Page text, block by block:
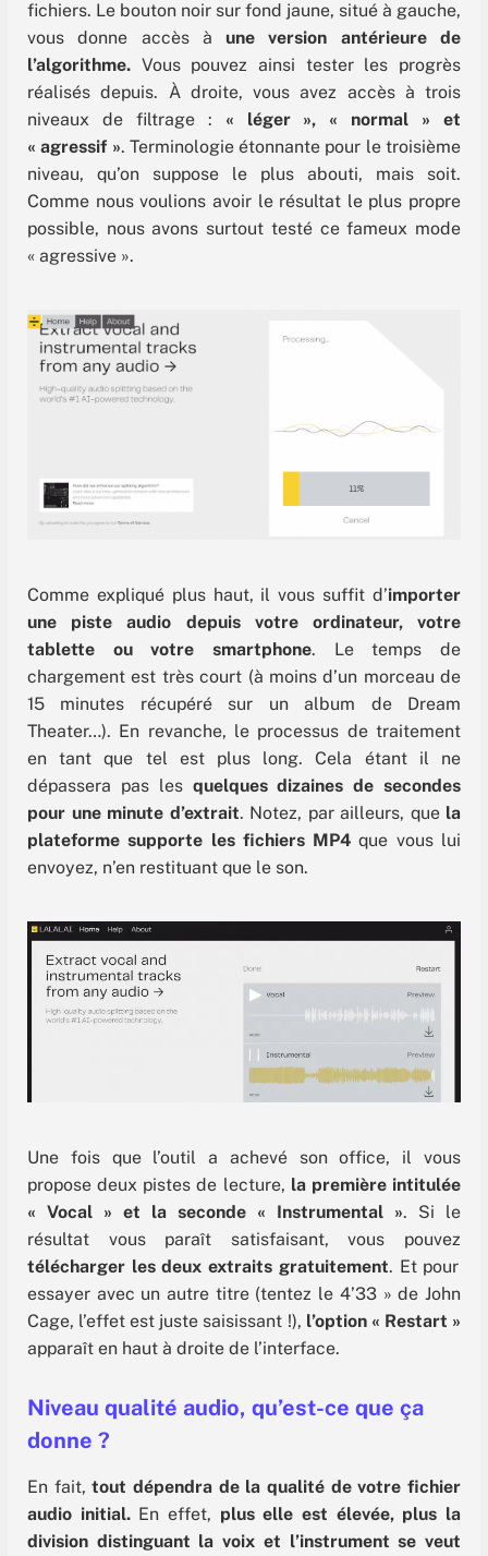
fichiers. Le bouton noir sur fond jaune, situé à gauche,
vous donne accès à une version antérieure de
l’algorithme. Vous pouvez ainsi tester les progrès
réalisés depuis. À droite, vous avez accès à trois
niveaux de filtrage : « léger », « normal » et
« agressif ». Terminologie étonnante pour le troisième
niveau, qu’on suppose le plus abouti, mais soit.
Comme nous voulions avoir le résultat le plus propre
possible, nous avons surtout testé ce fameux mode
« agressive ».
Comme expliqué plus haut, il vous suffit d’importer
une piste audio depuis votre ordinateur, votre
tablette ou votre smartphone. Le temps de
chargement est très court (à moins d’un morceau de
15 minutes récupéré sur un album de Dream
Theater…). En revanche, le processus de traitement
en tant que tel est plus long. Cela étant il ne
dépassera pas les quelques dizaines de secondes
pour une minute d’extrait. Notez, par ailleurs, quela
plateforme supporte les fichiers MP4 que vous lui
envoyez, n’en restituant que le son.
Une fois que l’outil a achevé son office, il vous
propose deux pistes de lecture, la première intitulée
« Vocal » et la seconde « Instrumental ». Si le
résultat vous paraît satisfaisant, vous pouvez
télécharger les deux extraits gratuitement. Et pour
essayer avec un autre titre (tentez le 4’33 » de John
Cage, l’effet est juste saisissant !), l’option « Restart »
apparaît en haut à droite de l’interface.
Niveau qualité audio, qu’est-ce que ça
donne ?
En fait, tout dépendra de la qualité de votre fichier
audio initial.En effet, plus elle est élevée, plus la
division distinguant la voix et l’instrument se veut